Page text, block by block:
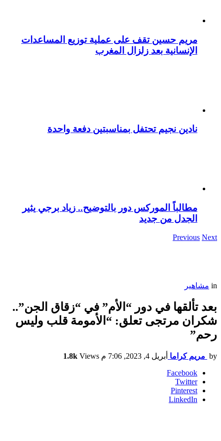
مريم حسين تقف على عملية توزيع المساعدات
الإنسانية بعد زلزال المغرب
نادين نجيم تحتفل بمناسبتين دفعة واحدة
مطالباً الموركس دور بالتوضيح.. زياد برجي يثير
الجدل من جديد
Previous Next
in مشاهير
بعد تألقها في دور “الأم” في “زقاق الجن”..
شكران مرتجى تعلق: “الأمومة قلب وليس
رحم”
by مريم كراما أبريل 4, 2023, 7:06 م 1.8k Views
Facebook
Twitter
Pinterest
LinkedIn